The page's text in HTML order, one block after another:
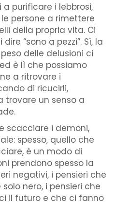
purificare i lebbrosi,
persone a rimettere
della propria vita. Ci
“sono a pezzi”. Sì, la
delle delusioni ci
è lì che possiamo
a ritrovare i
di ricucirli,
trovare un senso a
scacciare i demoni,
spesso, quello che
è un modo di
prendono spesso la
negativi, i pensieri che
nero, i pensieri che
il futuro e che ci fanno